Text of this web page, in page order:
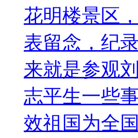
花明楼景区
表留念，纪
来就是参观
志平生一些
效祖国为全